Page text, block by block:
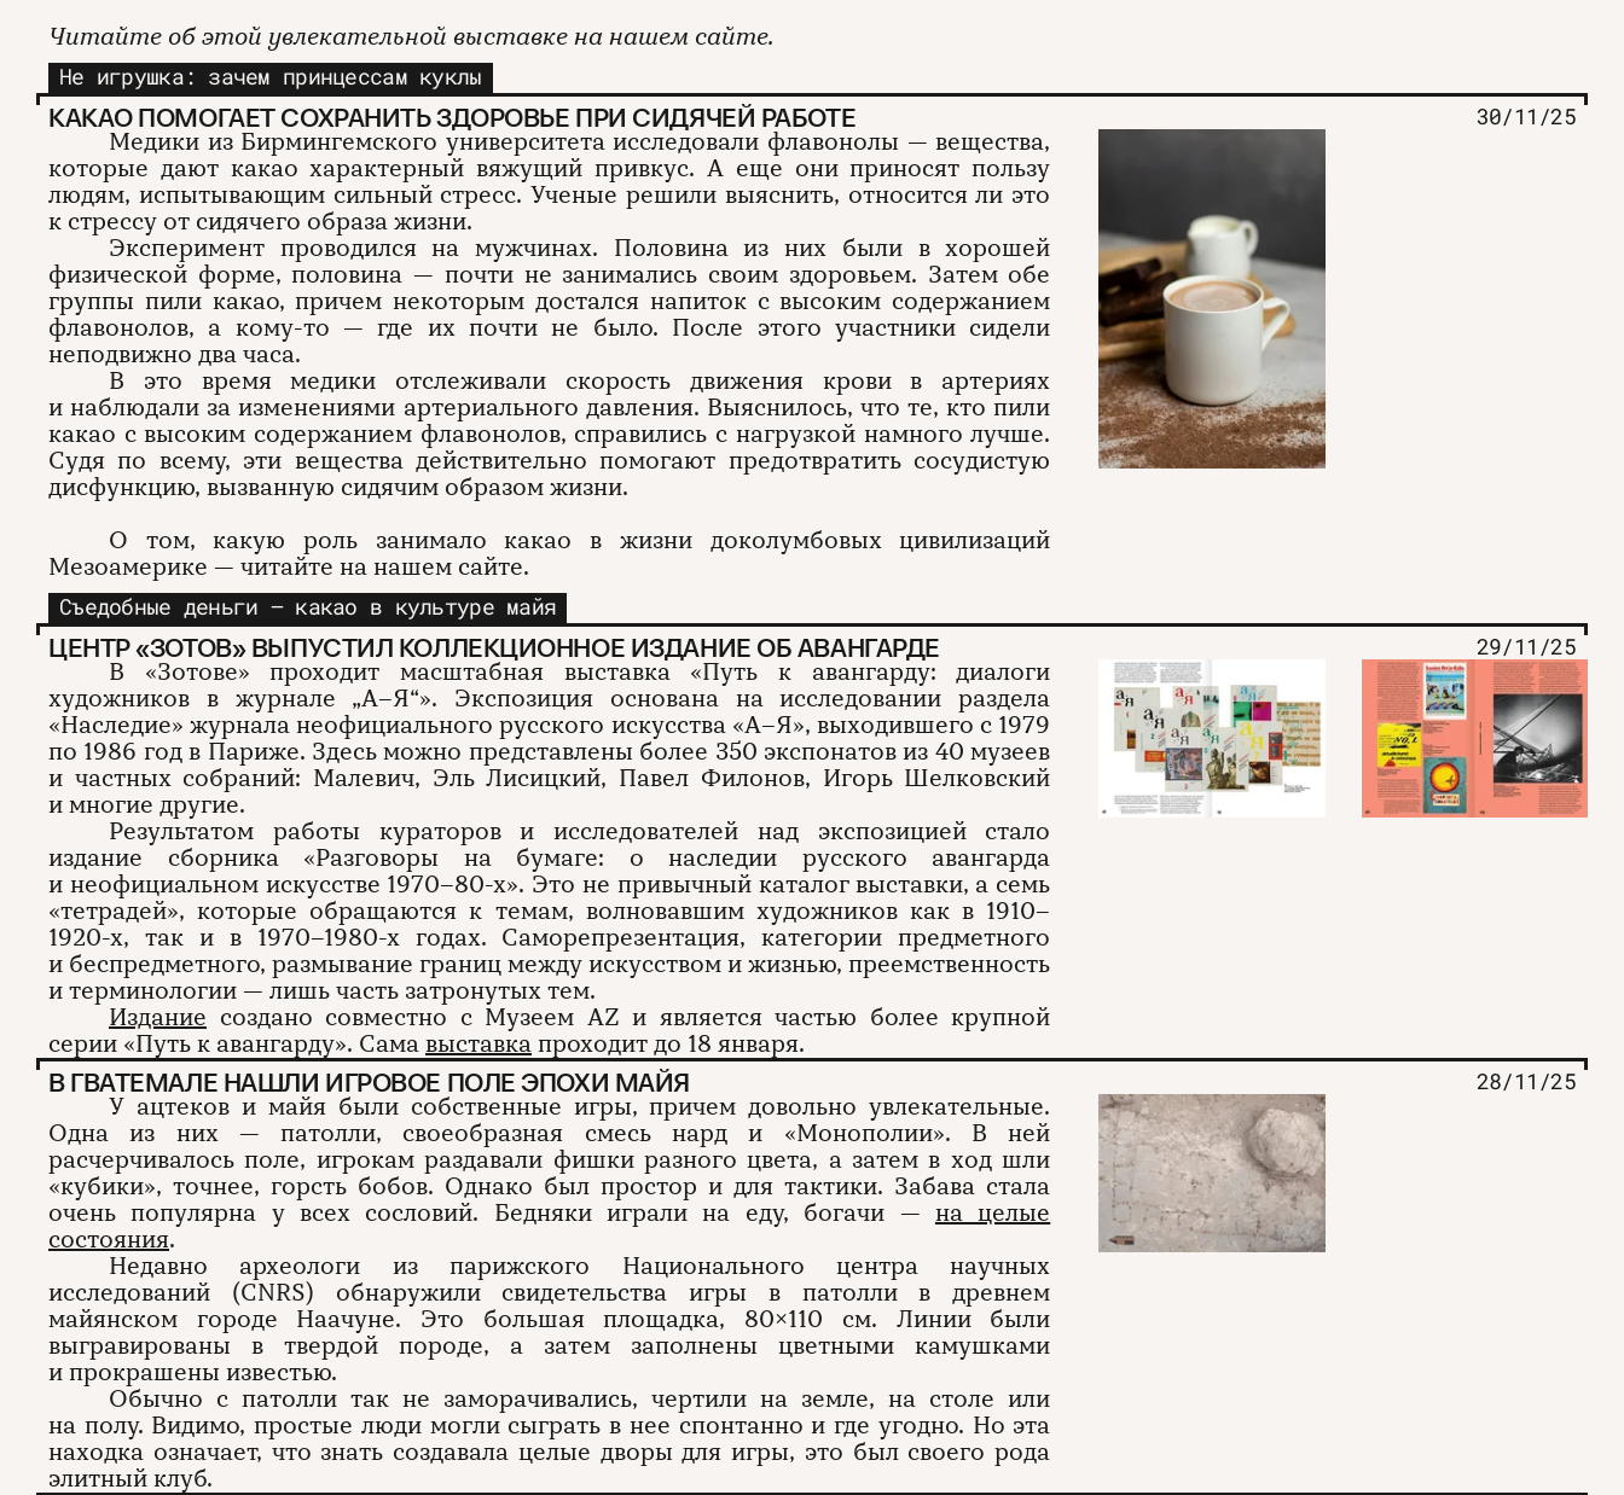
Читайте об этой увлекательной выставке на нашем сайте.
Не игрушка: зачем принцессам куклы
КАКАО ПОМОГАЕТ СОХРАНИТЬ ЗДОРОВЬЕ ПРИ СИДЯЧЕЙ РАБОТЕ 30/11/25
Медики из Бирмингемского университета исследовали флавонолы — вещества,
которые дают какао характерный вяжущий привкус. А еще они приносят пользу
людям, испытывающим сильный стресс. Ученые решили выяснить, относится ли это
к стрессу от сидячего образа жизни.
Эксперимент проводился на мужчинах. Половина из них были в хорошей
физической форме, половина — почти не занимались своим здоровьем. Затем обе
группы пили какао, причем некоторым достался напиток с высоким содержанием
флавонолов, а кому-то — где их почти не было. После этого участники сидели
неподвижно два часа.
В это время медики отслеживали скорость движения крови в артериях
и наблюдали за изменениями артериального давления. Выяснилось, что те, кто пили
какао с высоким содержанием флавонолов, справились с нагрузкой намного лучше.
Судя по всему, эти вещества действительно помогают предотвратить сосудистую
дисфункцию, вызванную сидячим образом жизни.
О том, какую роль занимало какао в жизни доколумбовых цивилизаций
Мезоамерике — читайте на нашем сайте.
Съедобные деньги — какао в культуре майя
ЦЕНТР «ЗОТОВ» ВЫПУСТИЛ КОЛЛЕКЦИОННОЕ ИЗДАНИЕ ОБ АВАНГАРДЕ 29/11/25
В «Зотове» проходит масштабная выставка «Путь к авангарду: диалоги
художников в журнале „А–Я“». Экспозиция основана на исследовании раздела
«Наследие» журнала неофициального русского искусства «А–Я», выходившего с 1979
по 1986 год в Париже. Здесь можно представлены более 350 экспонатов из 40 музеев
и частных собраний: Малевич, Эль Лисицкий, Павел Филонов, Игорь Шелковский
и многие другие.
Результатом работы кураторов и исследователей над экспозицией стало
издание сборника «Разговоры на бумаге: о наследии русского авангарда
и неофициальном искусстве 1970–80-х». Это не привычный каталог выставки, а семь
«тетрадей», которые обращаются к темам, волновавшим художников как в 1910–
1920-х, так и в 1970–1980-х годах. Саморепрезентация, категории предметного
и беспредметного, размывание границ между искусством и жизнью, преемственность
и терминологии — лишь часть затронутых тем.
Издание создано совместно с Музеем AZ и является частью более крупной
серии «Путь к авангарду». Сама выставка проходит до 18 января.
В ГВАТЕМАЛЕ НАШЛИ ИГРОВОЕ ПОЛЕ ЭПОХИ МАЙЯ 28/11/25
У ацтеков и майя были собственные игры, причем довольно увлекательные.
Одна из них — патолли, своеобразная смесь нард и «Монополии». В ней
расчерчивалось поле, игрокам раздавали фишки разного цвета, а затем в ход шли
«кубики», точнее, горсть бобов. Однако был простор и для тактики. Забава стала
очень популярна у всех сословий. Бедняки играли на еду, богачи — на целые
состояния.
Недавно археологи из парижского Национального центра научных
исследований (CNRS) обнаружили свидетельства игры в патолли в древнем
майянском городе Наачуне. Это большая площадка, 80×110 см. Линии были
выгравированы в твердой породе, а затем заполнены цветными камушками
и прокрашены известью.
Обычно с патолли так не заморачивались, чертили на земле, на столе или
на полу. Видимо, простые люди могли сыграть в нее спонтанно и где угодно. Но эта
находка означает, что знать создавала целые дворы для игры, это был своего рода
элитный клуб.